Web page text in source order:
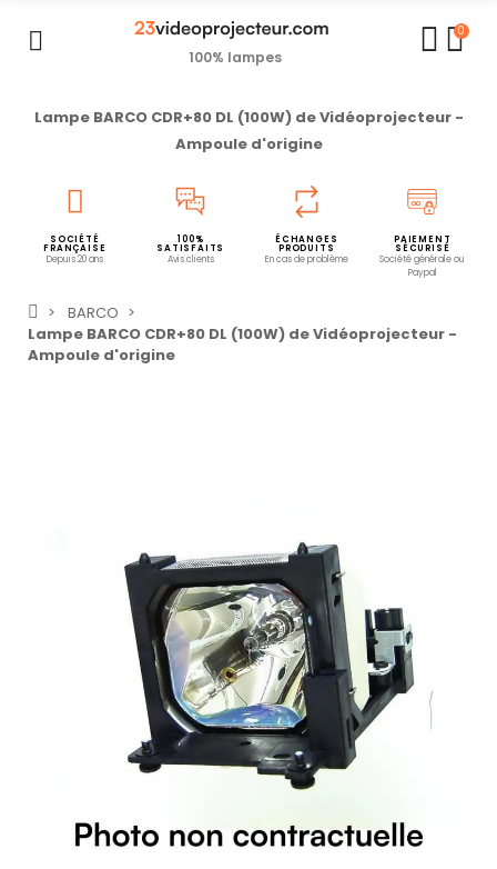
100% lampes
0
Lampe BARCO CDR+80 DL (100W) de Vidéoprojecteur -
Ampoule d'origine
SOCIÉTÉ
FRANÇAISE
Depuis 20 ans
100%
SATISFAITS
Avis clients
ÉCHANGES
PRODUITS
En cas de problème
PAIEMENT
SÉCURISÉ
Société générale ou
Paypal
BARCO
Lampe BARCO CDR+80 DL (100W) de Vidéoprojecteur -
Ampoule d'origine